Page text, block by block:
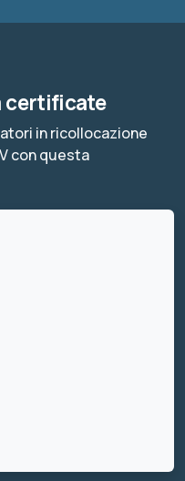
certificate
in ricollocazione
con questa